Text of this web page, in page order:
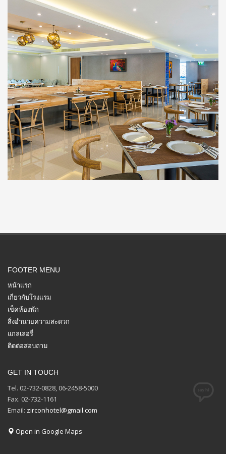
FOOTER MENU
หน้าแรก
เกี่ยวกับโรงแรม
เช็คห้องพัก
สิ่งอำนวยความสะดวก
แกลเลอรี่
ติดต่อสอบถาม
GET IN TOUCH
Tel. 02-732-0828, 06-2458-5000
Fax. 02-732-1161
Email: zirconhotel@gmail.com
Open in Google Maps